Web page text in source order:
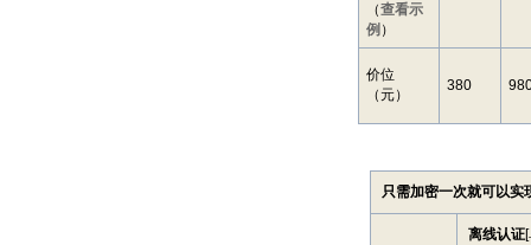
（查看示
例 ）
价位
（元）
380
只需加密一次就可以实
离线认证[